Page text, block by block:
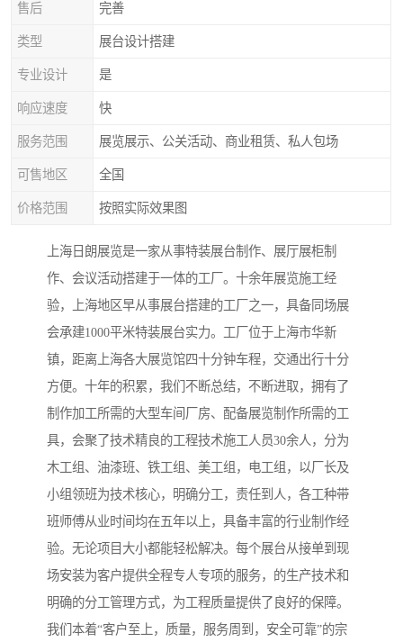
售后 完善
类型 展台设计搭建
专业设计 是
响应速度 快
服务范围 展览展示、公关活动、商业租赁、私人包场
可售地区 全国
价格范围 按照实际效果图
上海日朗展览是一家从事特装展台制作、展厅展柜制
作、会议活动搭建于一体的工厂。十余年展览施工经
验，上海地区早从事展台搭建的工厂之一，具备同场展
会承建1000平米特装展台实力。工厂位于上海市华新
镇，距离上海各大展览馆四十分钟车程，交通出行十分
方便。十年的积累，我们不断总结，不断进取，拥有了
制作加工所需的大型车间厂房、配备展览制作所需的工
具，会聚了技术精良的工程技术施工人员30余人，分为
木工组、油漆班、铁工组、美工组，电工组，以厂长及
小组领班为技术核心，明确分工，责任到人，各工种带
班师傅从业时间均在五年以上，具备丰富的行业制作经
验。无论项目大小都能轻松解决。每个展台从接单到现
场安装为客户提供全程专人专项的服务，的生产技术和
明确的分工管理方式，为工程质量提供了良好的保障。
我们本着“客户至上，质量，服务周到，安全可靠”的宗